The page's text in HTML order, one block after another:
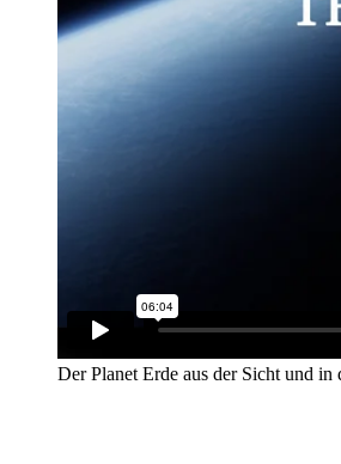
Der Planet Erde aus der Sicht und